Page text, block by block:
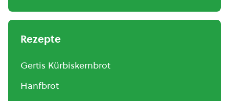
Rezepte
Gertis Kürbiskernbrot
Hanfbrot